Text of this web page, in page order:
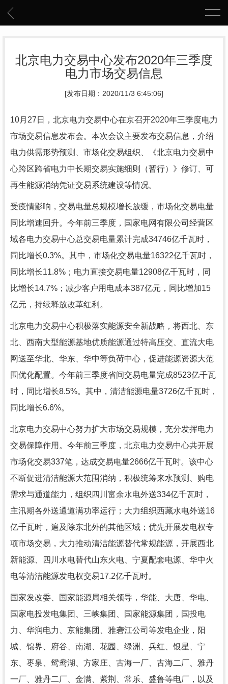
北京电力交易中心发布2020年三季度
电力市场交易信息
[发布日期：2020/11/3 6:45:06]
10月27日，北京电力交易中心在京召开2020年三季度电力
市场交易信息发布会。本次会议主要发布交易信息，介绍
电力供需形势预测、市场化交易组织、《北京电力交易中
心跨区跨省电力中长期交易实施细则（暂行）》修订、可
再生能源消纳凭证交易系统建设等情况。
受疫情影响，交易电量总规模增长放缓，市场化交易电量
同比增速回升。今年前三季度，国家电网有限公司经营区
域各电力交易中心总交易电量累计完成34746亿千瓦时，
同比增长0.3%。其中，市场化交易电量16322亿千瓦时，
同比增长11.8%；电力直接交易电量12908亿千瓦时，同
比增长14.7%；减少客户用电成本387亿元，同比增加15
亿元，持续释放改革红利。
北京电力交易中心积极落实能源安全新战略，将西北、东
北、西南大型能源基地优质能源通过特高压交、直流大电
网送至华北、华东、华中等负荷中心，促进能源资源大范
围优化配置。今年前三季度省间交易电量完成8523亿千瓦
时，同比增长8.5%。其中，清洁能源电量3726亿千瓦时，
同比增长6.6%。
北京电力交易中心努力扩大市场交易规模，充分发挥电力
交易保障作用。今年前三季度，北京电力交易中心共开展
市场化交易337笔，达成交易电量2666亿千瓦时。该中心
不断促进清洁能源大范围消纳，积极统筹来水预测、购电
需求与通道能力，组织四川富余水电外送334亿千瓦时，
主汛期各外送通道满功率运行；大力组织西藏水电外送16
亿千瓦时，遍及除东北外的其他区域；优先开展发电权专
项市场交易，大力推动清洁能源替代常规能源，开展西北
新能源、四川水电替代山东火电、宁夏配套电源、华中火
电等清洁能源发电权交易17.2亿千瓦时。
国家发改委、国家能源局相关领导，华能、大唐、华电、
国家电投发电集团、三峡集团、国家能源集团，国投电
力、华润电力、京能集团、雅砻江公司等发电企业，阳
城、锦界、府谷、南湖、花园、绿洲、兵红、银星、宁
东、枣泉、鸳鸯湖、方家庄、古海一厂、古海二厂、雅丹
一厂、雅丹二厂、金满、紫荆、常乐、盛鲁等电厂，以及